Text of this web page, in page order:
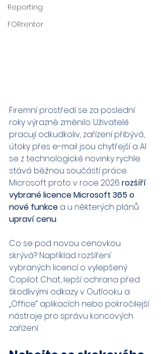
Reporting
FORrentor
Firemní prostředí se za poslední
roky výrazně změnilo. Uživatelé
pracují odkudkoliv, zařízení přibývá,
útoky přes e-mail jsou chytřejší a AI
se z technologické novinky rychle
stává běžnou součástí práce.
Microsoft proto v roce 2026 rozšíří
vybrané licence Microsoft 365 o
nové funkce a u některých plánů
upraví cenu.
Co se pod novou cenovkou
skrývá? Například rozšíření
vybraných licencí o vylepšený
Copilot Chat, lepší ochrana před
škodlivými odkazy v Outlooku a
„Office“ aplikacích nebo pokročilejší
nástroje pro správu koncových
zařízení.